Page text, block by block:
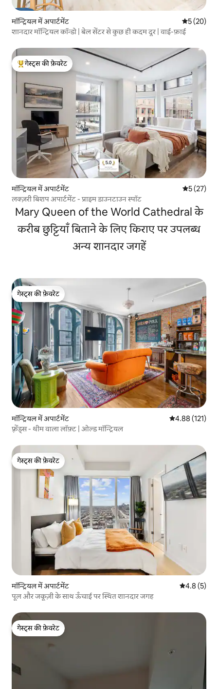
मॉन्ट्रियल में अपार्टमेंट औसत रेटिंग
5 (20)
शानदार मॉन्ट्रियल कॉन्डो | बेल सेंटर से कुछ ही कदम दूर | वाई-फ़ाई
गेस्ट्स का टॉप फ़ेवरेट
गेस्ट्स की फ़ेवरेट
मॉन्ट्रियल में अपार्टमेंट औसत रेटिंग
5 (27)
लक्ज़री बिशप अपार्टमेंट - प्राइम डाउनटाउन स्पॉट
Mary Queen of the World Cathedral के
करीब छुट्टियाँ बिताने के लिए किराए पर उपलब्ध
अन्य शानदार जगहें
गेस्ट्स की फ़ेवरेट
गेस्ट्स की फ़ेवरेट
मॉन्ट्रियल में अपार्टमेंट औसत रेटिंग 5 में से
4.88 (121)
फ़्रेंड्स - थीम वाला लॉफ़्ट | ओल्ड मॉन्ट्रियल
गेस्ट्स की फ़ेवरेट
गेस्ट्स की फ़ेवरेट
मॉन्ट्रियल में अपार्टमेंट औसत रेटिंग 5
4.8 (5)
पूल और जकूज़ी के साथ ऊँचाई पर स्थित शानदार जगह
गेस्ट्स की फ़ेवरेट
गेस्ट्स की फ़ेवरेट